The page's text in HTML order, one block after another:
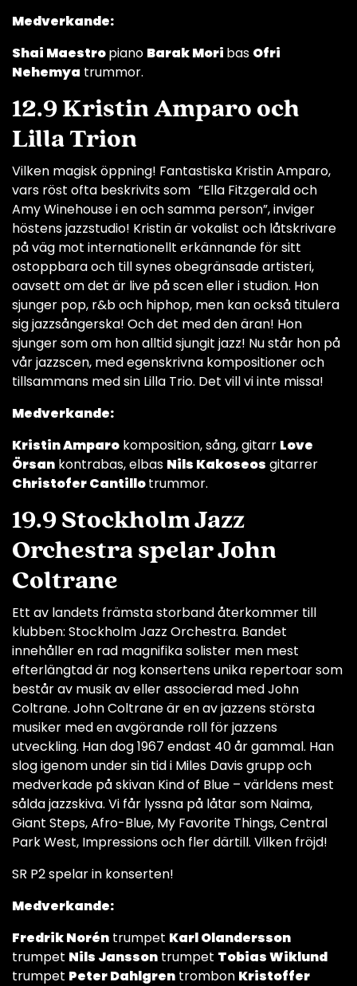
Medverkande:
Shai Maestropiano Barak Mori bas Ofri
Nehemya trummor.
12.9 Kristin Amparo och
Lilla Trion
Vilken magisk öppning! Fantastiska Kristin Amparo,
vars röst ofta beskrivits som ”Ella Fitzgerald och
Amy Winehouse i en och samma person”, inviger
höstens jazzstudio! Kristin är vokalist och låtskrivare
på väg mot internationellt erkännande för sitt
ostoppbara och till synes obegränsade artisteri,
oavsett om det är live på scen eller i studion. Hon
sjunger pop, r&b och hiphop, men kan också titulera
sig jazzsångerska! Och det med den äran! Hon
sjunger som om hon alltid sjungit jazz! Nu står hon på
vår jazzscen, med egenskrivna kompositioner och
tillsammans med sin Lilla Trio. Det vill vi inte missa!
Medverkande:
Kristin Amparo komposition, sång, gitarr Love
Örsan kontrabas, elbas Nils Kakoseos gitarrer
Christofer Cantillotrummor.
19.9 Stockholm Jazz
Orchestra spelar John
Coltrane
Ett av landets främsta storband återkommer till
klubben: Stockholm Jazz Orchestra. Bandet
innehåller en rad magnifika solister men mest
efterlängtad är nog konsertens unika repertoar som
består av musik av eller associerad med John
Coltrane. John Coltrane är en av jazzens största
musiker med en avgörande roll för jazzens
utveckling. Han dog 1967 endast 40 år gammal. Han
slog igenom under sin tid i Miles Davis grupp och
medverkade på skivan Kind of Blue – världens mest
sålda jazzskiva. Vi får lyssna på låtar som Naima,
Giant Steps, Afro-Blue, My Favorite Things, Central
Park West, Impressions och fler därtill. Vilken fröjd!
SR P2 spelar in konserten!
Medverkande:
Fredrik Norén trumpet Karl Olandersson
trumpet Nils Jansson trumpet Tobias Wiklund
trumpet Peter Dahlgren trombon Kristoffer